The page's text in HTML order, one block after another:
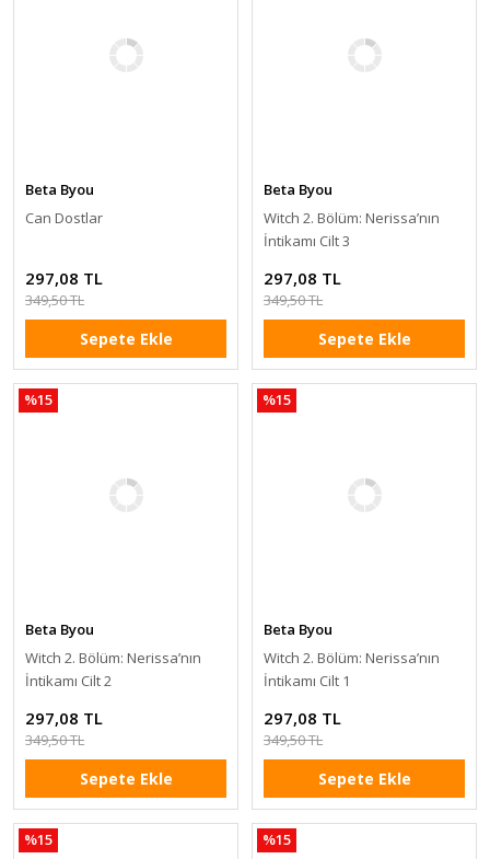
Beta Byou
Can Dostlar
297,08 TL
349,50 TL
Sepete Ekle
Beta Byou
Witch 2. Bölüm: Nerissa’nın
İntikamı Cilt 3
297,08 TL
349,50 TL
Sepete Ekle
%15
Beta Byou
Witch 2. Bölüm: Nerissa’nın
İntikamı Cilt 2
297,08 TL
349,50 TL
Sepete Ekle
%15
Beta Byou
Witch 2. Bölüm: Nerissa’nın
İntikamı Cilt 1
297,08 TL
349,50 TL
Sepete Ekle
%15 %15